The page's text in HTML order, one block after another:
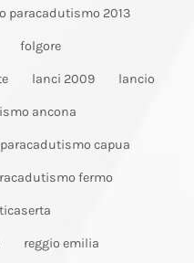
paracadutismo 2013
folgore
lanci 2009 lancio
ancona
paracadutismo capua
fermo
reggio emilia